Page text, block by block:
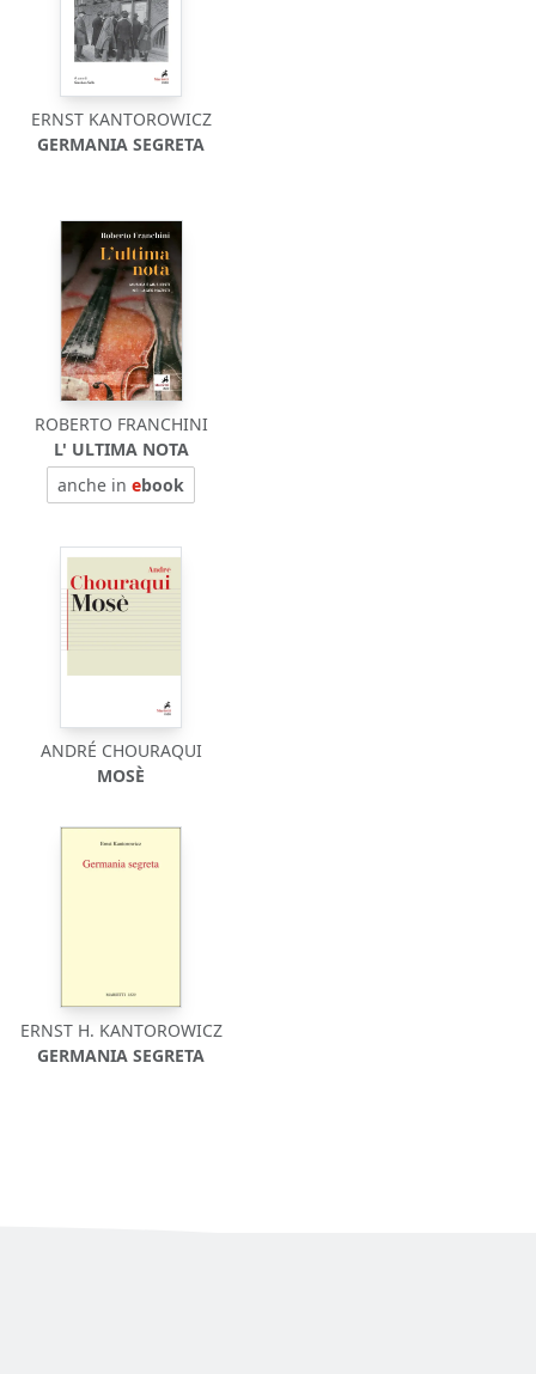
ERNST KANTOROWICZ
GERMANIA SEGRETA
ROBERTO FRANCHINI
L' ULTIMA NOTA
anche inebook
ANDRÉ CHOURAQUI
MOSÈ
ERNST H. KANTOROWICZ
GERMANIA SEGRETA